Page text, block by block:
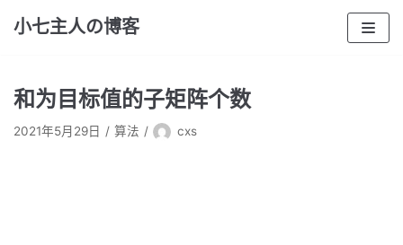
跳
文
小七主人の博客
和为目标值的子矩阵个数
2021年5月29日 算法 cxs